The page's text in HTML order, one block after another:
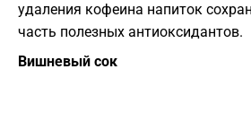
удаления кофеина напиток
часть полезных антиоксидантов.
Вишневый сок